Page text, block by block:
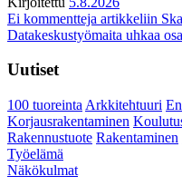
Ei kommentteja artikkeliin
Datakeskustyömaita uhkaa
Uutiset
100 tuoreinta Arkkitehtuuri
Korjausrakentaminen
Rakennustuote Rakentaminen
Työelämä
Näkökulmat